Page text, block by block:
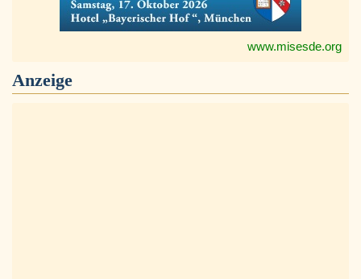
www.misesde.org
Anzeige